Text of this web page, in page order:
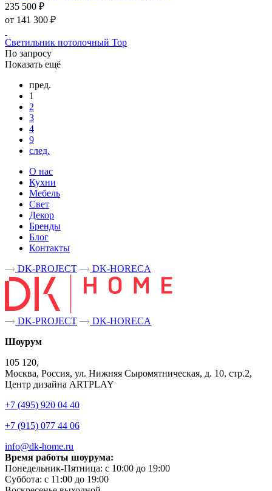
235 500 ₽
от 141 300 ₽
Светильник потолочный Top
По запросу
Показать ещё
пред.
1
2
3
4
9
след.
О нас
Кухни
Мебель
Свет
Декор
Бренды
Блог
Контакты
DK-PROJECT
DK-HORECA
DK-PROJECT
DK-HORECA
Шоурум
105 120,
Москва, Россия, ул. Нижняя Сыромятническая, д. 10, стр.2,
Центр дизайна ARTPLAY
+7 (495) 920 04 40
+7 (915) 077 44 06
info@dk-home.ru
Время работы шоурума:
Понедельник-Пятница: c 10:00 до 19:00
Суббота: c 11:00 до 19:00